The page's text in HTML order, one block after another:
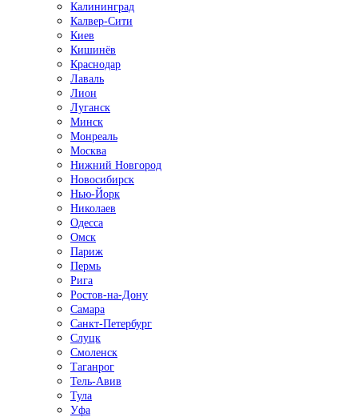
Калининград
Калвер-Сити
Киев
Кишинёв
Краснодар
Лаваль
Лион
Луганск
Минск
Монреаль
Москва
Нижний Новгород
Новосибирск
Нью-Йорк
Николаев
Одесса
Омск
Париж
Пермь
Рига
Ростов-на-Дону
Самара
Санкт-Петербург
Слуцк
Смоленск
Таганрог
Тель-Авив
Тула
Уфа